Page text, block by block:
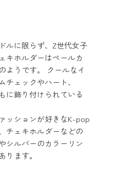
ルに限らず、Z世代女子
キホルダーはペールカ
ようです。 クールなイ
チェックやハート、
に飾り付けられている
ッションが好きなK-pop
チェキホルダーなどの
シルバーのカラーリン
ります。